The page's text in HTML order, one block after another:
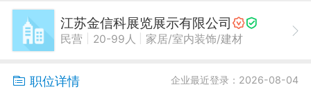
江苏金信科展览展示有限公司
民营 20-99人 家居/室内装饰/建材
职位详情 企业最近登录：2026-08-04